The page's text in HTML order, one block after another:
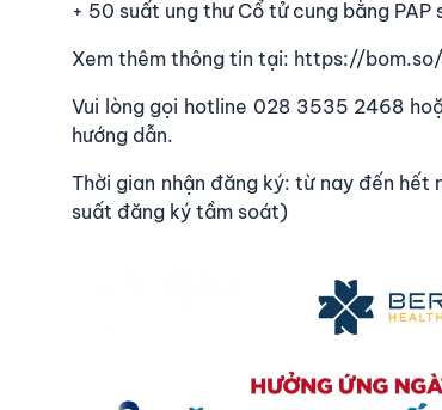
+ 50 suất ung thư Cổ tử cung bằng
Xem thêm thông tin tại: https://
Vui lòng gọi hotline 028 3535 2468
hướng dẫn.
Thời gian nhận đăng ký: từ nay đến
suất đăng ký tầm soát)